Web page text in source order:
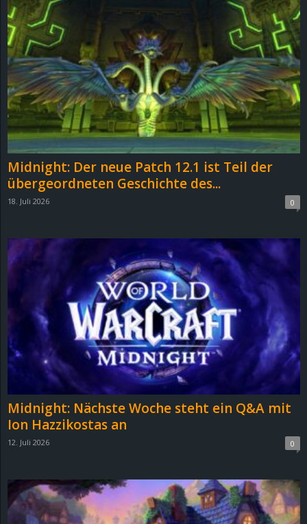
Midnight: Der neue Patch 12.1 ist Teil der
übergeordneten Geschichte des...
18. Juli 2026 0
Midnight: Nächste Woche steht ein Q&A mit
Ion Hazzikostas an
12. Juli 2026 0